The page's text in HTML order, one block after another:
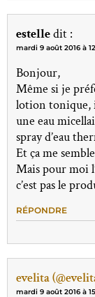
estelledit :
mardi 9 août 2016 à
Bonjour,
Même si je
lotion tonique,
une eau
spray d’eau
Et ça me
Mais pour moi
c’est pas le
RÉPONDRE
evelita
mardi 9 août 2016 à